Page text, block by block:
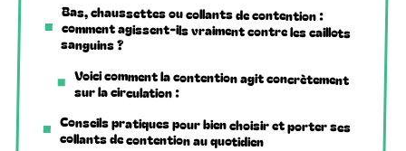
Bas, chaussettes ou collants de contention :
comment agissent-ils vraiment contre les caillots
sanguins ?
Voici comment la contention agit concrètement
sur la circulation :
Conseils pratiques pour bien choisir et porter ses
collants de contention au quotidien